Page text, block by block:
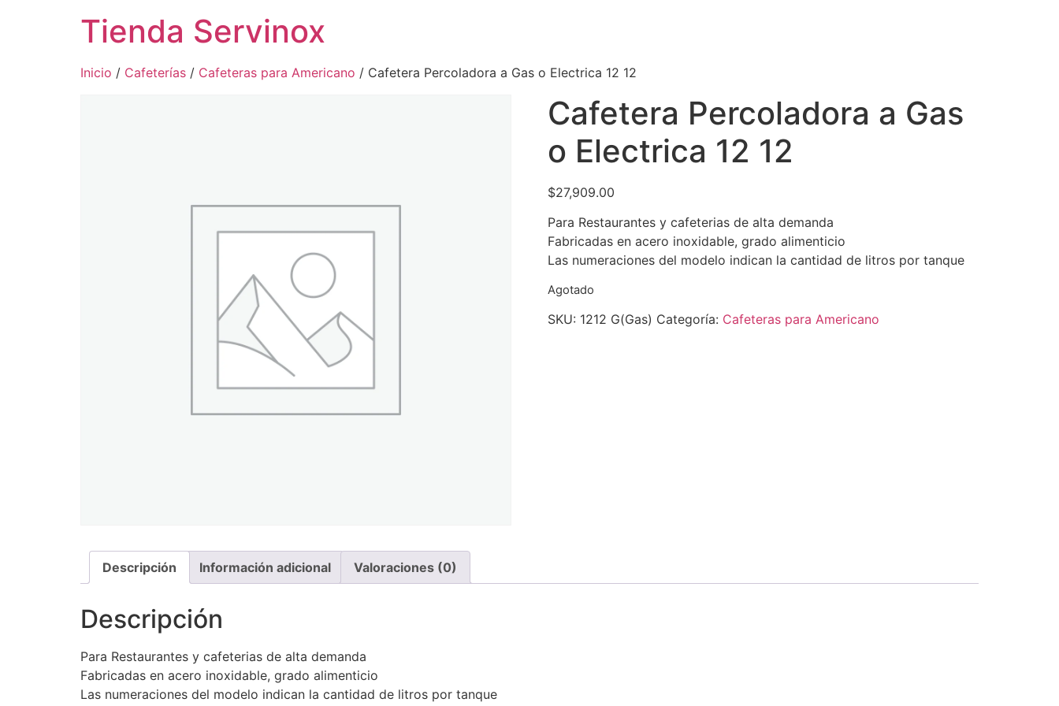
Tienda Servinox
Inicio / Cafeterías / Cafeteras para Americano / Cafetera Percoladora a Gas o Electrica 12 12
Cafetera Percoladora a Gas
o Electrica 12 12
$27,909.00
Para Restaurantes y cafeterias de alta demanda
Fabricadas en acero inoxidable, grado alimenticio
Las numeraciones del modelo indican la cantidad de litros por tanque
Agotado
SKU: 1212 G(Gas) Categoría: Cafeteras para Americano
Descripción Información adicional Valoraciones (0)
Descripción
Para Restaurantes y cafeterias de alta demanda
Fabricadas en acero inoxidable, grado alimenticio
Las numeraciones del modelo indican la cantidad de litros por tanque